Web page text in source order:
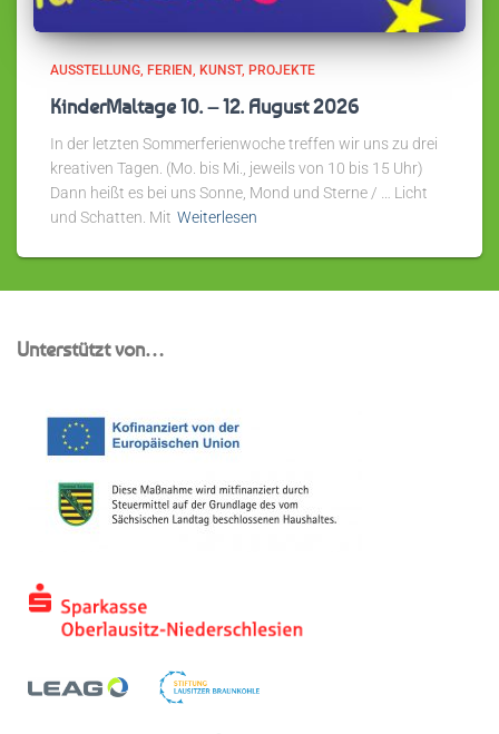
AUSSTELLUNG FERIEN KUNST PROJEKTE
KinderMaltage 10. – 12. August 2026
In der letzten Sommerferienwoche treffen wir uns zu drei
kreativen Tagen. (Mo. bis Mi., jeweils von 10 bis 15 Uhr)
Dann heißt es bei uns Sonne, Mond und Sterne / … Licht
und Schatten. Mit Weiterlesen
Unterstützt von…